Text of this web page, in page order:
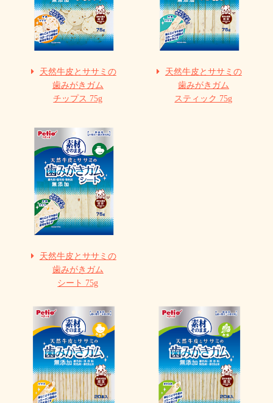
天然牛皮とササミの
歯みがきガム
チップス 75g
天然牛皮とササミの
歯みがきガム
スティック 75g
天然牛皮とササミの
歯みがきガム
シート 75g